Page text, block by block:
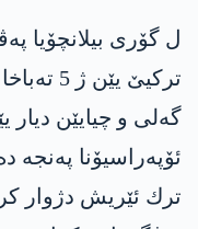
ل گۆری بیلانچۆیا
گه‌لی و چیایێن دیار
ئۆپه‌راسیۆنا په‌نجه‌
ترك ئێریش دژوار